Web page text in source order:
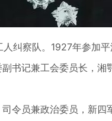
纠察队。1927年参加
书记兼工会委员长，
员兼政治委员，新四